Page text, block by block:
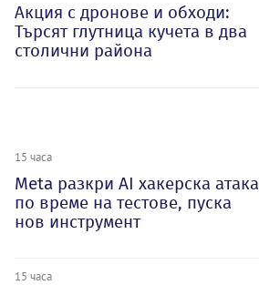
Акция с дронове и обходи:
Търсят глутница кучета в два
столични района
15 часа
Meta разкри AI хакерска атака
по време на тестове, пуска
нов инструмент
15 часа